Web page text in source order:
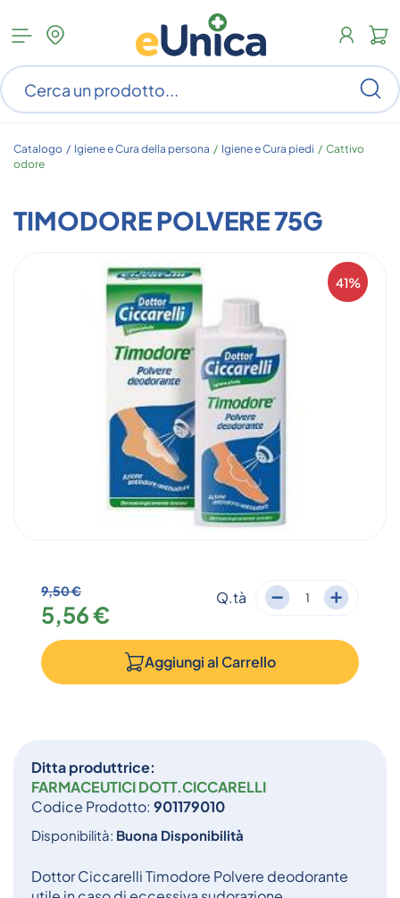
Apri
menu
categorie
Catalogo / Igiene e Cura della persona / Igiene e Cura piedi / Cattivo
odore
TIMODORE POLVERE 75G
41%
Ditta produttrice:
FARMACEUTICI DOTT.CICCARELLI
Codice Prodotto: 901179010
Disponibilità: Buona Disponibilità
Dottor Ciccarelli Timodore Polvere deodorante
9,50 €
5,56 €
Q.tà
Aggiungi al Carrello